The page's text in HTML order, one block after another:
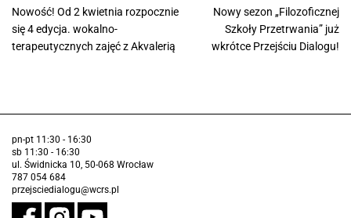
Nowość! Od 2 kwietnia rozpocznie
się 4 edycja. wokalno-
terapeutycznych zajęć z Akvalerią
Nowy sezon „Filozoficznej
Szkoły Przetrwania” już
wkrótce Przejściu Dialogu!
pn-pt 11:30 - 16:30
sb 11:30 - 16:30
ul. Świdnicka 10, 50-068 Wrocław
787 054 684
przejsciedialogu@wcrs.pl